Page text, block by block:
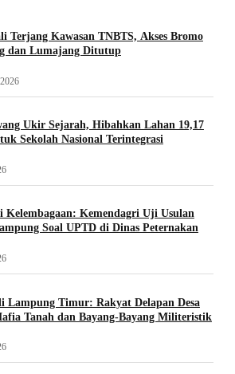
Terjang Kawasan TNBTS, Akses Bromo
dan Lumajang Ditutup
Ukir Sejarah, Hibahkan Lahan 19,17
Sekolah Nasional Terintegrasi
Kelembagaan: Kemendagri Uji Usulan
Soal UPTD di Dinas Peternakan
Lampung Timur: Rakyat Delapan Desa
Tanah dan Bayang-Bayang Militeristik